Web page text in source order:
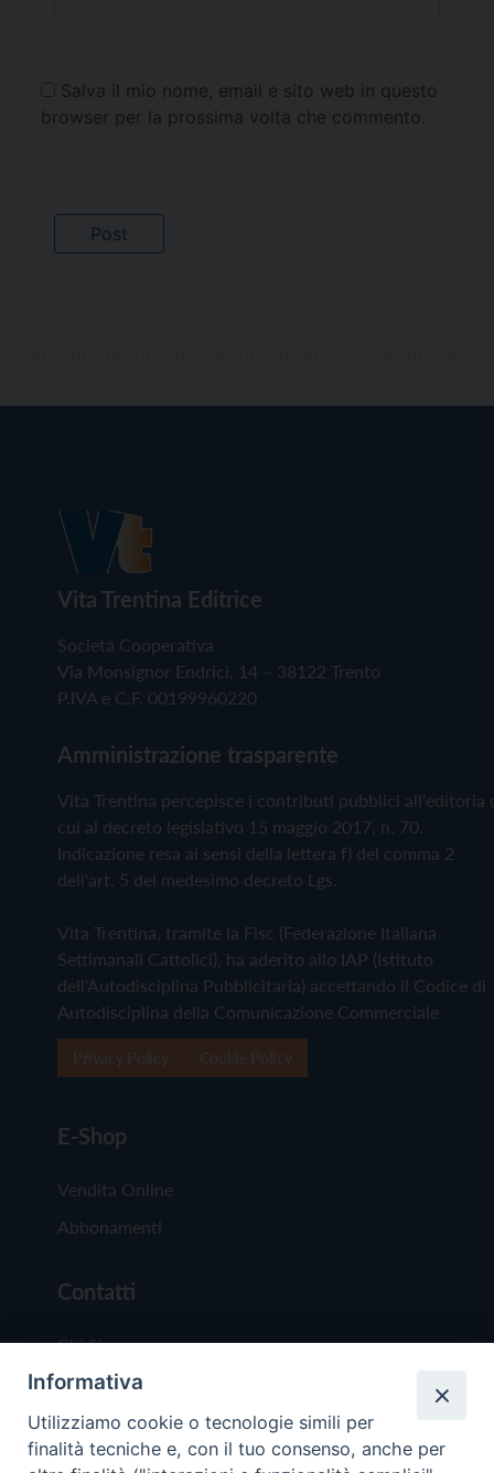
Salva il mio nome, email e sito web in questo
browser per la prossima volta che commento.
Vita Trentina Editrice
Società Cooperativa
Via Monsignor Endrici, 14 – 38122 Trento
P.IVA e C.F. 00199960220
Amministrazione trasparente
Vita Trentina percepisce i contributi pubblici all'editoria
cui al decreto legislativo 15 maggio 2017, n. 70.
Indicazione resa ai sensi della lettera f) del comma 2
dell'art. 5 del medesimo decreto Lgs.
Vita Trentina, tramite la Fisc (Federazione Italiana
Settimanali Cattolici), ha aderito allo IAP (Istituto
dell'Autodisciplina Pubblicitaria) accettando il Codice di
Autodisciplina della Comunicazione Commerciale
E-Shop
Vendita Online
Abbonamenti
Contatti
Chi Siamo
Redazione
Scrivici
Informativa
Utilizziamo cookie o tecnologie simili per
finalità tecniche e, con il tuo consenso, anche per